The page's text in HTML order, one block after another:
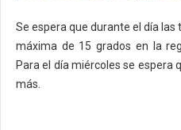
Se espera que durante el día
máxima de 15 grados en la
Para el día miércoles se espera
más.